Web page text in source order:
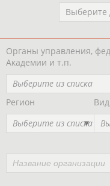
Выберите
Органы управления,
Академии и т.п.
Выберите из списка
Регион
Выберите из списка